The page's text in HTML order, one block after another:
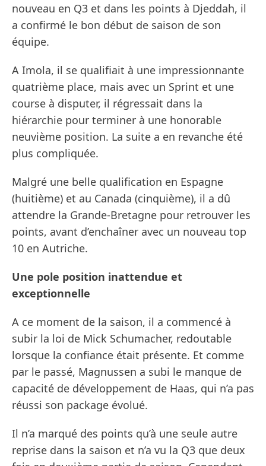
nouveau en Q3 et dans les points à Djeddah, il
a confirmé le bon début de saison de son
équipe.
A Imola, il se qualifiait à une impressionnante
quatrième place, mais avec un Sprint et une
course à disputer, il régressait dans la
hiérarchie pour terminer à une honorable
neuvième position. La suite a en revanche été
plus compliquée.
Malgré une belle qualification en Espagne
(huitième) et au Canada (cinquième), il a dû
attendre la Grande-Bretagne pour retrouver les
points, avant d’enchaîner avec un nouveau top
10 en Autriche.
Une pole position inattendue et
exceptionnelle
A ce moment de la saison, il a commencé à
subir la loi de Mick Schumacher, redoutable
lorsque la confiance était présente. Et comme
par le passé, Magnussen a subi le manque de
capacité de développement de Haas, qui n’a pas
réussi son package évolué.
Il n’a marqué des points qu’à une seule autre
reprise dans la saison et n’a vu la Q3 que deux